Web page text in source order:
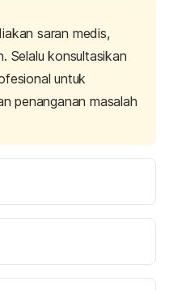
saran medis,
Selalu konsultasikan
untuk
penanganan masalah
Absorption –
540453-
absorption/